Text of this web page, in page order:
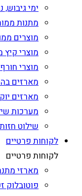
ימי גיבוש,
מתנות
מוצרים
מוצרי קיץ
מוצרי
מארזים
מארזים
מערכות
שילוט
לקוחות פרטיים
לקוחות פרטיים
מארזי
פוטובלוק